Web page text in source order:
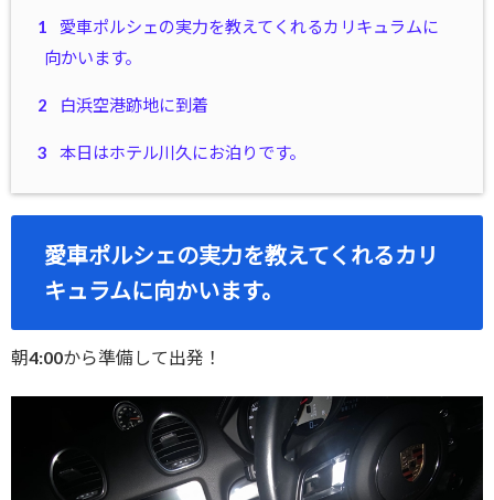
1
愛車ポルシェの実力を教えてくれるカリキュラムに
向かいます。
2 白浜空港跡地に到着
3 本日はホテル川久にお泊りです。
愛車ポルシェの実力を教えてくれるカリ
キュラムに向かいます。
朝4:00から準備して出発！